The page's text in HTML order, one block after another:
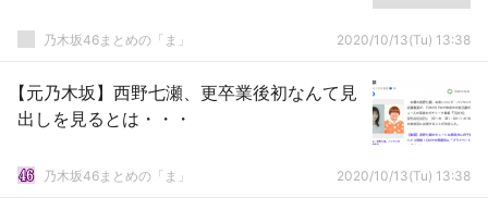
乃木坂46まとめの「ま」 2020/10/13(Tu) 13:38
【元乃木坂】西野七瀬、更卒業後初なんて見
出しを見るとは・・・
乃木坂46まとめの「ま」 2020/10/13(Tu) 13:38